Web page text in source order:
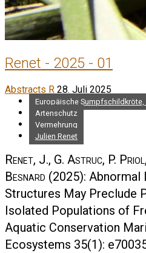
Renet - 2025 - 01
Abstracts R 28. Juli 2025
Europäische Sumpfschildkröte,
Artenschutz
Vermehrung
Julien Renet
Renet, J., G. Astruc, P.
Besnard (2025): Abnormal
Structures May Preclude
Isolated Populations of
Aquatic Conservation
Ecosystems 35(1):